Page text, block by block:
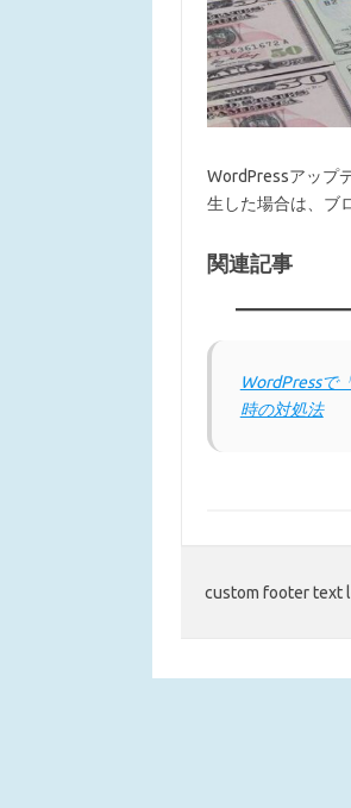
WordPressアップ
生した場合は、ブ
関連記事
WordPressで
時の対処法
custom footer text